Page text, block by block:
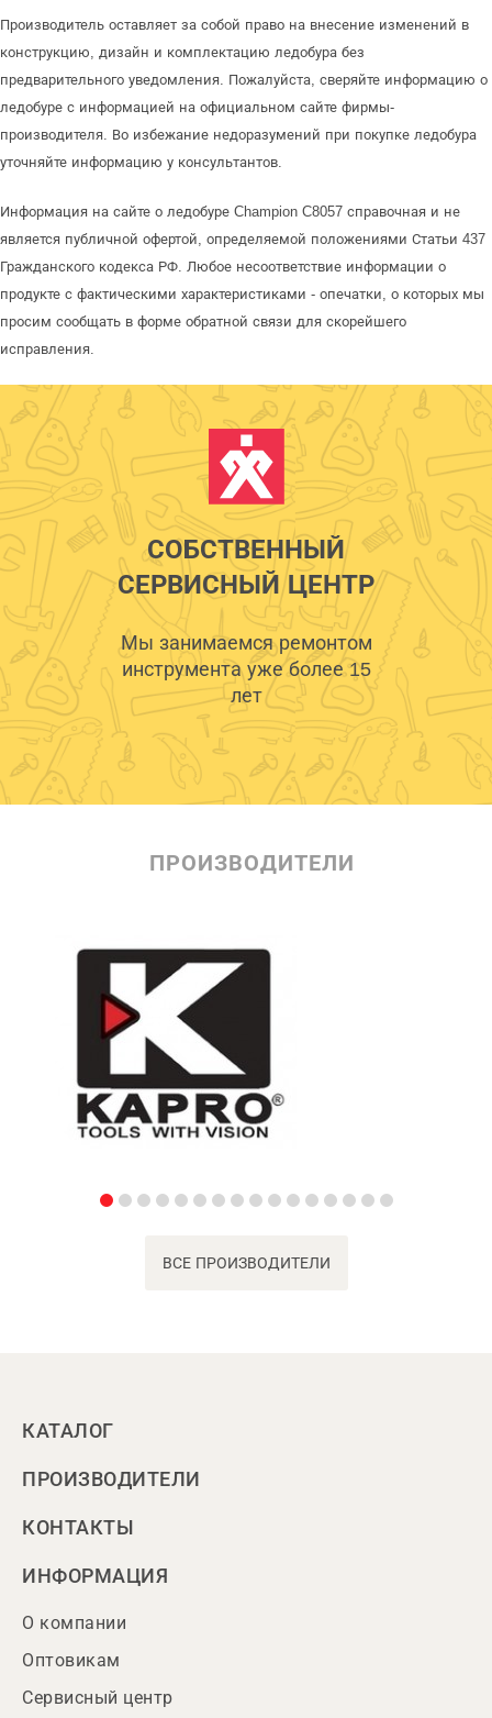
Производитель оставляет за собой право на внесение изменений в
конструкцию, дизайн и комплектацию ледобура без
предварительного уведомления. Пожалуйста, сверяйте информацию о
ледобуре с информацией на официальном сайте фирмы-
производителя. Во избежание недоразумений при покупке ледобура
уточняйте информацию у консультантов.
Информация на сайте о ледобуре Champion C8057 справочная и не
является публичной офертой, определяемой положениями Статьи 437
Гражданского кодекса РФ. Любое несоответствие информации о
продукте с фактическими характеристиками - опечатки, о которых мы
просим сообщать в форме обратной связи для скорейшего
исправления.
СОБСТВЕННЫЙ
СЕРВИСНЫЙ ЦЕНТР
Мы занимаемся ремонтом
инструмента уже более 15
лет
ПРОИЗВОДИТЕЛИ
ВСЕ ПРОИЗВОДИТЕЛИ
КАТАЛОГ
ПРОИЗВОДИТЕЛИ
КОНТАКТЫ
ИНФОРМАЦИЯ
О компании
Оптовикам
Сервисный центр